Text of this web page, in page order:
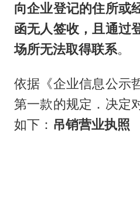
向企业登记的住所或
函无人签收，且通过
场所无法取得联系。
依据《企业信息公示
第一款的规定．决定
如下： 吊销营业执照